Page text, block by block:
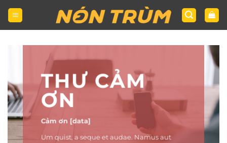
Bỏ
qua
nội
THƯ CẢM
ƠN
Cảm ơn [data]
Um quist, a seque et audae. Namus aut